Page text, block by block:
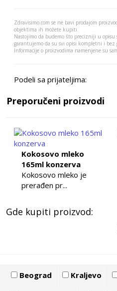
Zdravisimo.com se ne bavi prodajom
objektima ih možete kupiti.
Nastojimo da budemo što precizniji u opisu
garantujemo da su svi opisi kompletni i bez
Informacije o proizvodima namenjene su
Podeli sa prijateljima:
Preporučeni proizvodi
Kokosovo mleko
165ml konzerva
Kokosovo mleko je
prerađen pr...
Gde kupiti proizvod:
Beograd Kraljevo